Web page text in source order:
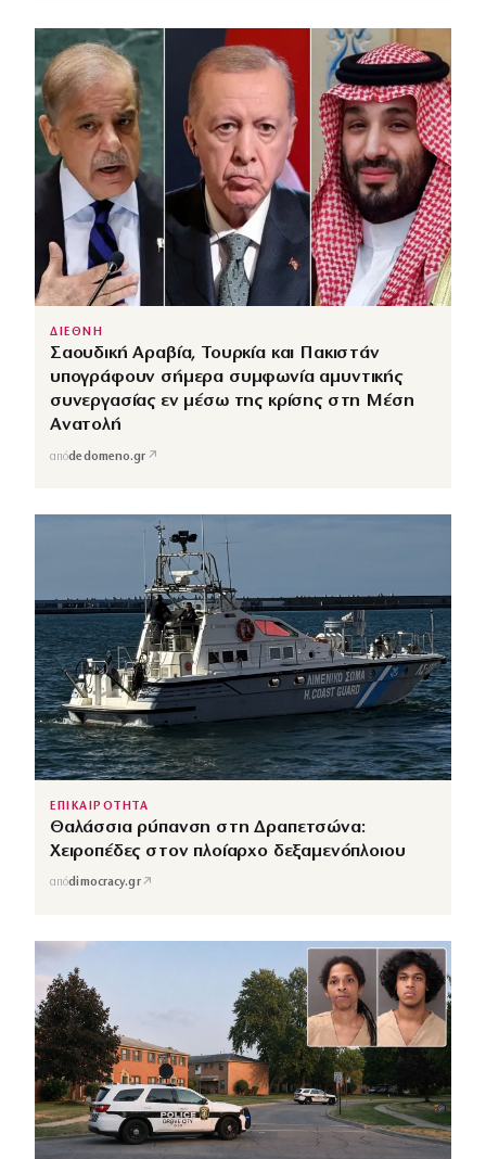
ΔΙΕΘΝΗ
Σαουδική Αραβία, Τουρκία και Πακιστάν
υπογράφουν σήμερα συμφωνία αμυντικής
συνεργασίας εν μέσω της κρίσης στη Μέση
Ανατολή
απόdedomeno.gr ↗
ΕΠΙΚΑΙΡΟΤΗΤΑ
Θαλάσσια ρύπανση στη Δραπετσώνα:
Χειροπέδες στον πλοίαρχο δεξαμενόπλοιου
απόdimocracy.gr↗